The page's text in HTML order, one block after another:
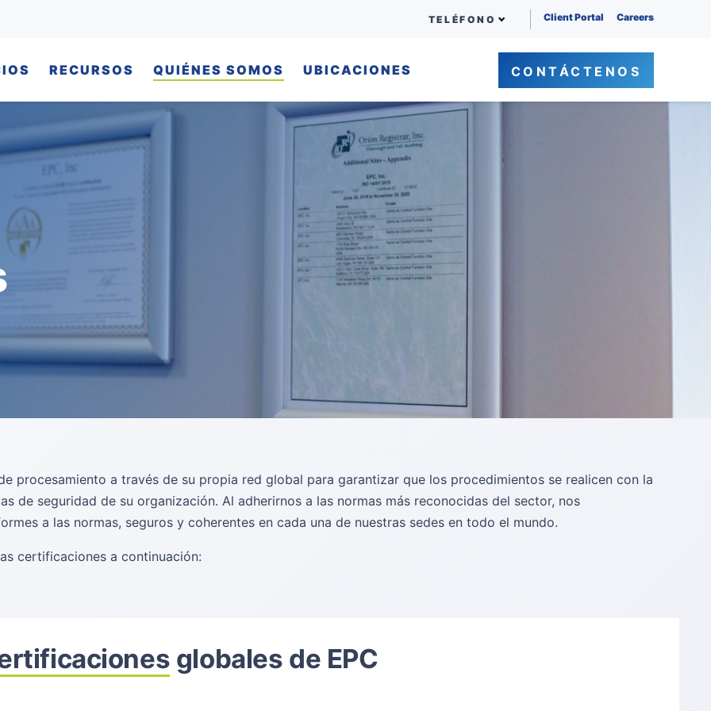
TELÉFONO Client Portal Careers
RECURSOS QUIÉNES SOMOS UBICACIONES CONTÁCTENOS
procesamiento a través de su propia red global para garantizar que los procedimientos se realicen con la
de seguridad de su organización. Al adherirnos a las normas más reconocidas del sector, nos
a las normas, seguros y coherentes en cada una de nuestras sedes en todo el mundo.
certificaciones a continuación:
globales de EPC